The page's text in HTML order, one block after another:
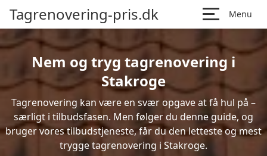
Tagrenovering-pris.dk Menu
Nem og tryg tagrenovering i
Stakroge
Tagrenovering kan være en svær opgave at få hul på –
særligt i tilbudsfasen. Men følger du denne guide, og
bruger vores tilbudstjeneste, får du den letteste og mest
trygge tagrenovering i Stakroge.